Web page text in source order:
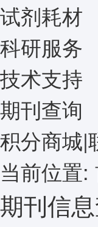
试剂耗材
科研服务
技术支持
期刊查询
积分商城|
当前位置:
期刊信